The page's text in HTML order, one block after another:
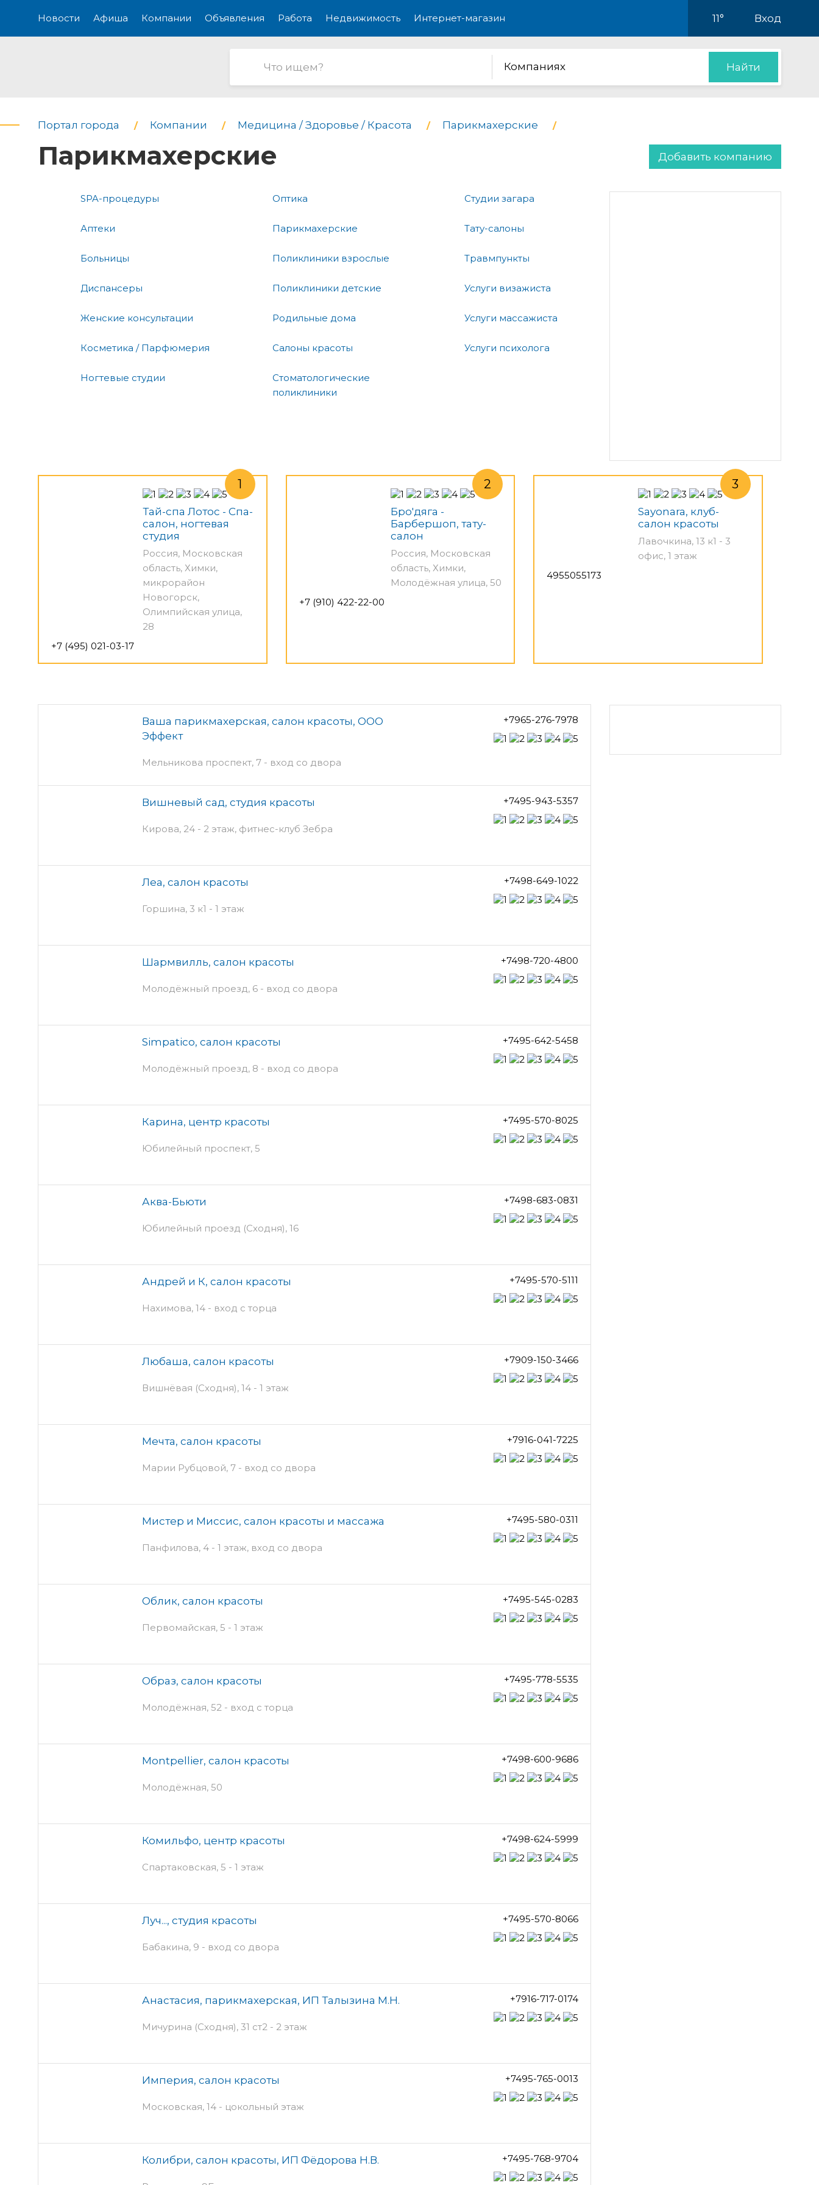
Новости Афиша Компании Объявления Работа Недвижимость Интернет-магазин 11° Вход
Компаниях Найти
Портал города Компании Медицина / Здоровье / Красота Парикмахерские
Парикмахерские Добавить компанию
SPA-процедуры
Аптеки
Больницы
Диспансеры
Женские консультации
Косметика / Парфюмерия
Ногтевые студии
Оптика
Парикмахерские
Поликлиники взрослые
Поликлиники детские
Родильные дома
Салоны красоты
Стоматологические
поликлиники
Студии загара
Тату-салоны
Травмпункты
Услуги визажиста
Услуги массажиста
Услуги психолога
Тай-спа Лотос - Спа-
салон, ногтевая
студия
Россия, Московская
область, Химки,
микрорайон
Новогорск,
Олимпийская улица,
28
+7 (495) 021-03-17
Бро'дяга -
Барбершоп, тату-
салон
Россия, Московская
область, Химки,
Молодёжная улица, 50
+7 (910) 422-22-00
Sayonara, клуб-
салон красоты
Лавочкина, 13 к1 - 3
офис, 1 этаж
4955055173
Ваша парикмахерская, салон красоты, ООО
Эффект
Мельникова проспект, 7 - вход со двора
+7965-276-7978
Вишневый сад, студия красоты
Кирова, 24 - 2 этаж, фитнес-клуб Зебра
+7495-943-5357
Леа, салон красоты
Горшина, 3 к1 - 1 этаж
+7498-649-1022
Шармвилль, салон красоты
Молодёжный проезд, 6 - вход со двора
+7498-720-4800
Simpatico, салон красоты
Молодёжный проезд, 8 - вход со двора
+7495-642-5458
Карина, центр красоты
Юбилейный проспект, 5
+7495-570-8025
Аква-Бьюти
Юбилейный проезд (Сходня), 16
+7498-683-0831
Андрей и К, салон красоты
Нахимова, 14 - вход с торца
+7495-570-5111
Любаша, салон красоты
Вишнёвая (Сходня), 14 - 1 этаж
+7909-150-3466
Мечта, салон красоты
Марии Рубцовой, 7 - вход со двора
+7916-041-7225
Мистер и Миссис, салон красоты и массажа
Панфилова, 4 - 1 этаж, вход со двора
+7495-580-0311
Облик, салон красоты
Первомайская, 5 - 1 этаж
+7495-545-0283
Образ, салон красоты
Молодёжная, 52 - вход с торца
+7495-778-5535
Montpellier, салон красоты
Молодёжная, 50
+7498-600-9686
Комильфо, центр красоты
Спартаковская, 5 - 1 этаж
+7498-624-5999
Луч..., студия красоты
Бабакина, 9 - вход со двора
+7495-570-8066
Анастасия, парикмахерская, ИП Талызина М.Н.
Мичурина (Сходня), 31 ст2 - 2 этаж
+7916-717-0174
Империя, салон красоты
Московская, 14 - цокольный этаж
+7495-765-0013
Колибри, салон красоты, ИП Фёдорова Н.В. +7495-768-9704